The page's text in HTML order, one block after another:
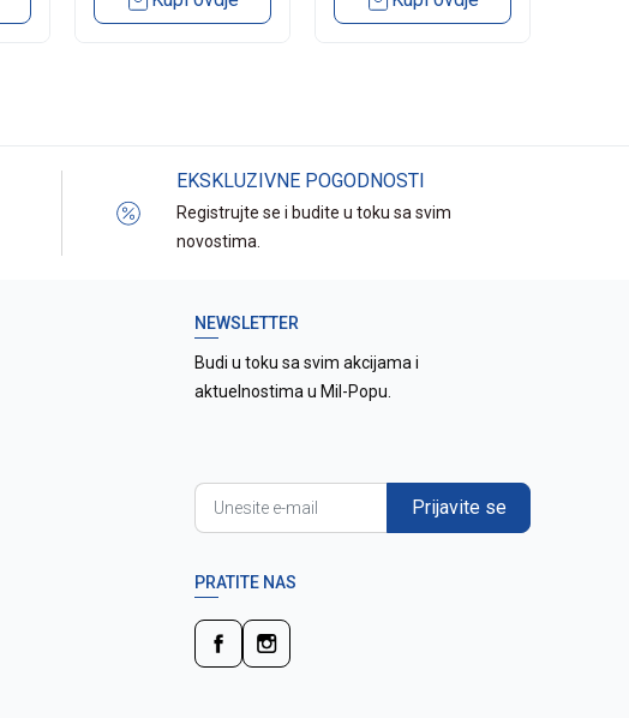
EKSKLUZIVNE POGODNOSTI
Registrujte se i budite u toku sa svim
novostima.
NEWSLETTER
Budi u toku sa svim akcijama i
aktuelnostima u Mil-Popu.
Prijavite se
PRATITE NAS